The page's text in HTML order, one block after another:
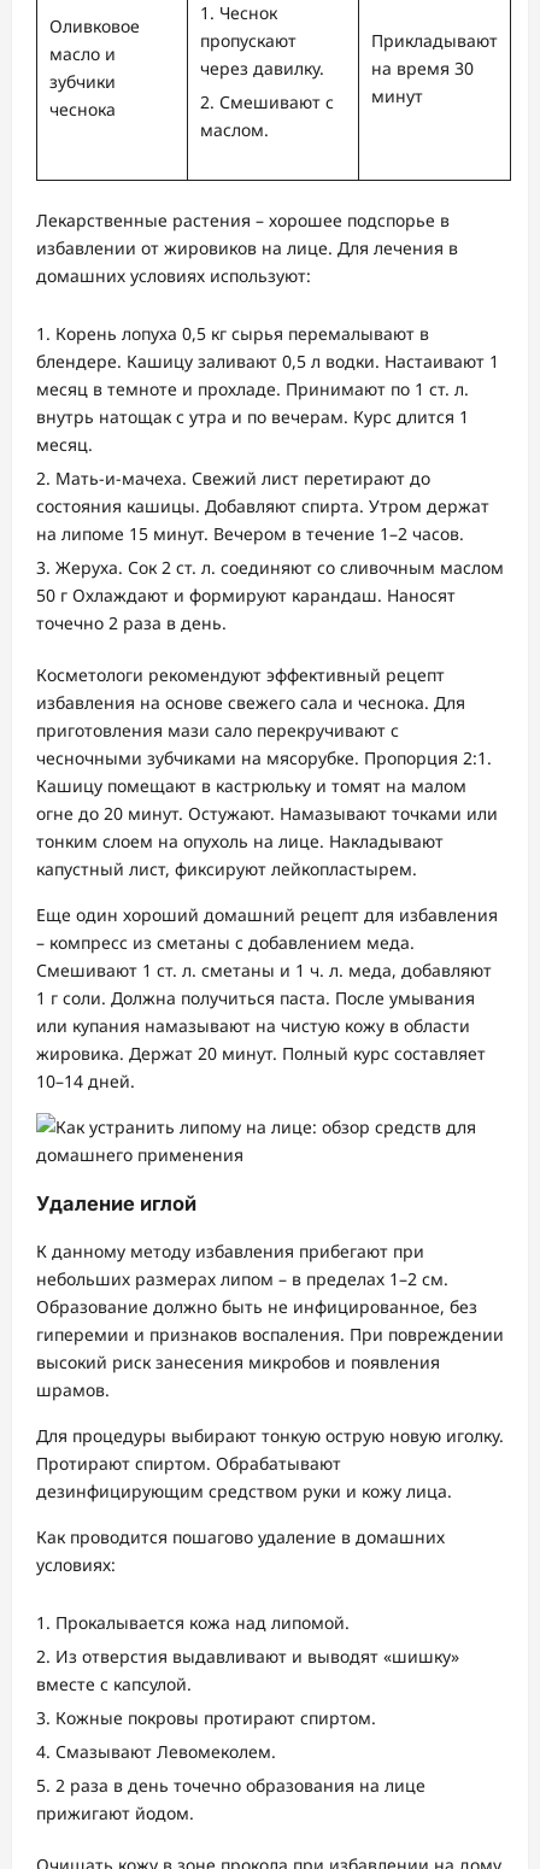
Оливковое
масло и
зубчики
чеснока
Чеснок
пропускают
через давилку.
Смешивают с
маслом.
Прикладывают
на время 30
минут
Лекарственные растения – хорошее подспорье в
избавлении от жировиков на лице. Для лечения в
домашних условиях используют:
Корень лопуха 0,5 кг сырья перемалывают в
блендере. Кашицу заливают 0,5 л водки. Настаивают 1
месяц в темноте и прохладе. Принимают по 1 ст. л.
внутрь натощак с утра и по вечерам. Курс длится 1
месяц.
Мать-и-мачеха. Свежий лист перетирают до
состояния кашицы. Добавляют спирта. Утром держат
на липоме 15 минут. Вечером в течение 1–2 часов.
Жеруха. Сок 2 ст. л. соединяют со сливочным маслом
50 г Охлаждают и формируют карандаш. Наносят
точечно 2 раза в день.
Косметологи рекомендуют эффективный рецепт
избавления на основе свежего сала и чеснока. Для
приготовления мази сало перекручивают с
чесночными зубчиками на мясорубке. Пропорция 2:1.
Кашицу помещают в кастрюльку и томят на малом
огне до 20 минут. Остужают. Намазывают точками или
тонким слоем на опухоль на лице. Накладывают
капустный лист, фиксируют лейкопластырем.
Еще один хороший домашний рецепт для избавления
– компресс из сметаны с добавлением меда.
Смешивают 1 ст. л. сметаны и 1 ч. л. меда, добавляют
1 г соли. Должна получиться паста. После умывания
или купания намазывают на чистую кожу в области
жировика. Держат 20 минут. Полный курс составляет
10–14 дней.
Удаление иглой
К данному методу избавления прибегают при
небольших размерах липом – в пределах 1–2 см.
Образование должно быть не инфицированное, без
гиперемии и признаков воспаления. При повреждении
высокий риск занесения микробов и появления
шрамов.
Для процедуры выбирают тонкую острую новую иголку.
Протирают спиртом. Обрабатывают
дезинфицирующим средством руки и кожу лица.
Как проводится пошагово удаление в домашних
условиях:
Прокалывается кожа над липомой.
Из отверстия выдавливают и выводят «шишку»
вместе с капсулой.
Кожные покровы протирают спиртом.
Смазывают Левомеколем.
2 раза в день точечно образования на лице
прижигают йодом.